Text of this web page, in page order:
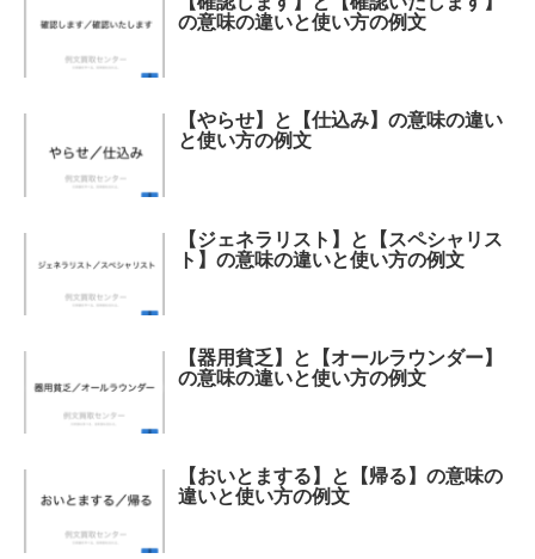
の意味の違いと使い方の例文
【やらせ】と【仕込み】の意味の違い
と使い方の例文
【ジェネラリスト】と【スペシャリス
ト】の意味の違いと使い方の例文
【器用貧乏】と【オールラウンダー】
の意味の違いと使い方の例文
【おいとまする】と【帰る】の意味の
違いと使い方の例文